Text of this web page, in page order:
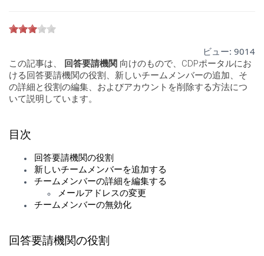
ビュー: 9014
この記事は、 回答要請機関 向けのもので、CDPポータルにお
ける回答要請機関の役割、新しいチームメンバーの追加、そ
の詳細と役割の編集、およびアカウントを削除する方法につ
いて説明しています。
目次
回答要請機関の役割
新しいチームメンバーを追加する
チームメンバーの詳細を編集する
メールアドレスの変更
チームメンバーの無効化
回答要請機関の役割